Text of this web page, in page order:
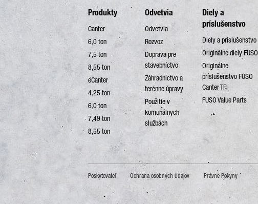
Produkty
Canter
6,0 ton
7,5 ton
8,55 ton
eCanter
4,25 ton
6,0 ton
7,49 ton
8,55 ton
Odvetvia
Odvetvia
Rozvoz
Doprava pre
stavebníctvo
Záhradníctvo a
terénne úpravy
Použitie v
komunálnych
službách
Diely a
príslušenstvo
Diely a príslušenstvo
Originálne diely FUSO
Originálne
príslušenstvo FUSO
Canter TFI
FUSO Value Parts
Poskytovateľ Ochrana osobných údajov Právne Pokyny